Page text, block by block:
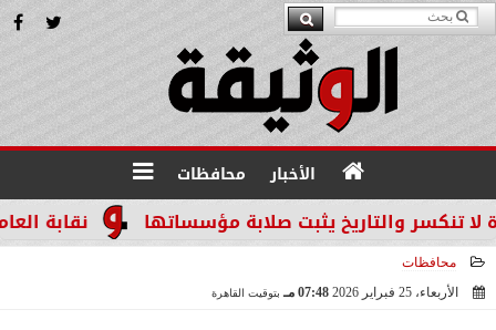
الأخبار محافظات
نقابة العاملين يثبت صلابة مؤسساتها
محافظات
الأربعاء، 25 فبراير 2026
07:48 مـ بتوقيت القاهرة